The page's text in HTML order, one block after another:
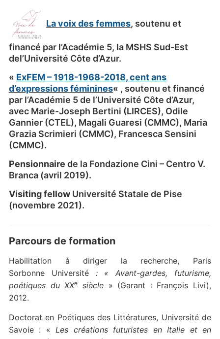
La voix des femmes, soutenu et
financé par l’Académie 5, la MSHS Sud-Est
del’Université Côte d’Azur.
« ExFEM– 1918-1968-2018, cent ans
d’expressions féminines« , soutenu et financé
par l’Académie 5 de l’Université Côte d’Azur,
avec Marie-Joseph Bertini (LIRCES), Odile
Gannier (CTEL), Magali Guaresi (CMMC), Maria
Grazia Scrimieri (CMMC), Francesca Sensini
(CMMC).
Pensionnaire de la Fondazione Cini – Centro V.
Branca (avril 2019).
Visiting fellowUniversité Statale de Pise
(novembre 2021).
Parcours de formation
Habilitation à diriger la recherche, Paris
Sorbonne
Université: «Avant-gardes, futurisme,
poétiques du XXe siècle» (Garant : François Livi),
2012.
Doctorat en Poétiques des Littératures, Université de
Savoie : « Les créations futuristes en Italie et en